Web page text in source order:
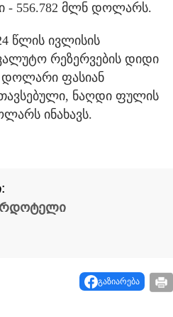
- 556.782 მლნ დოლარს.
წლის ივლისის
რეზერვების დიდი
დოლარი ფასიან
ნაღდი ფულის
ინახავს.
გაზიარება